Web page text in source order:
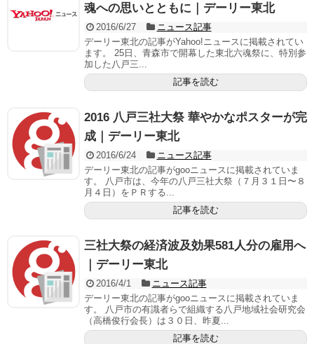
魂への思いとともに｜デーリー東北
2016/6/27
ニュース記事
デーリー東北の記事がYahoo!ニュースに掲載されてい
ます。 25日、青森市で開幕した東北六魂祭に、特別参
加した八戸三...
記事を読む
2016 八戸三社大祭 華やかなポスターが完
成｜デーリー東北
2016/6/24
ニュース記事
デーリー東北の記事がgooニュースに掲載されていま
す。 八戸市は、今年の八戸三社大祭（７月３１日〜８
月４日）をＰＲする...
記事を読む
三社大祭の経済波及効果581人分の雇用へ
｜デーリー東北
2016/4/1
ニュース記事
デーリー東北の記事がgooニュースに掲載されていま
す。 八戸市の有識者らで組織する八戸地域社会研究会
（高橋俊行会長）は３０日、昨夏...
記事を読む